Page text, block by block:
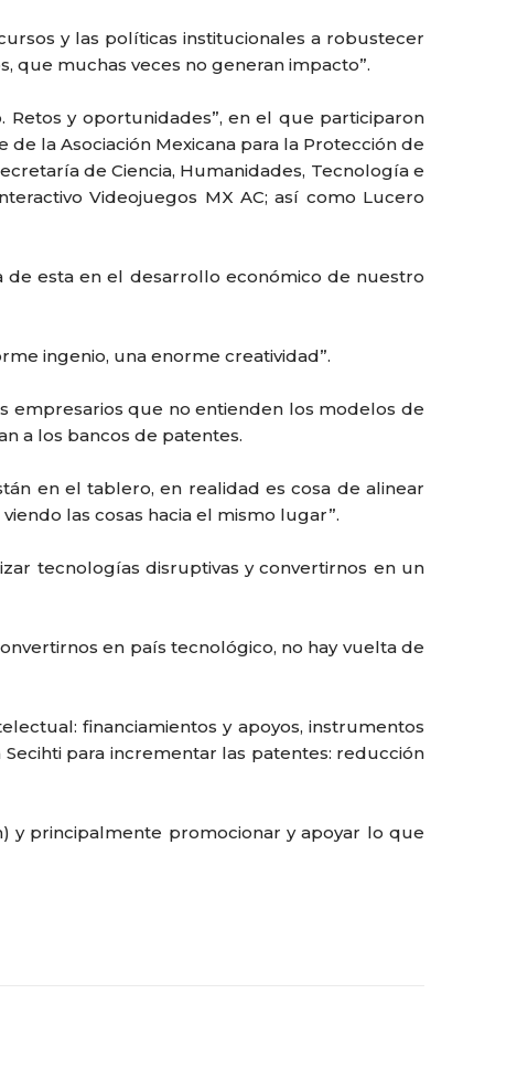
y las políticas institucionales a robustecer
que muchas veces no generan impacto”.
y oportunidades”, en el que participaron
la Asociación Mexicana para la Protección de
de Ciencia, Humanidades, Tecnología e
Videojuegos MX AC; así como Lucero
esta en el desarrollo económico de nuestro
ingenio, una enorme creatividad”.
empresarios que no entienden los modelos de
a los bancos de patentes.
en el tablero, en realidad es cosa de alinear
las cosas hacia el mismo lugar”.
tecnologías disruptivas y convertirnos en un
en país tecnológico, no hay vuelta de
financiamientos y apoyos, instrumentos
para incrementar las patentes: reducción
y principalmente promocionar y apoyar lo que